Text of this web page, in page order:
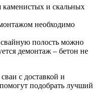
каменистых и скальных
необходимо
полость можно
демонтаж – бетон не
с доставкой и
подобрать лучший